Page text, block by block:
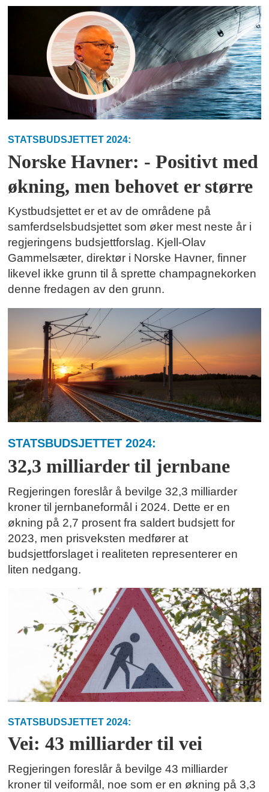
STATSBUDSJETTET 2024:
Norske Havner: - Positivt med
økning, men behovet er større
Kystbudsjettet er et av de områdene på
samferdselsbudsjettet som øker mest neste år i
regjeringens budsjettforslag. Kjell-Olav
Gammelsæter, direktør i Norske Havner, finner
likevel ikke grunn til å sprette champagnekorken
denne fredagen av den grunn.
STATSBUDSJETTET 2024:
32,3 milliarder til jernbane
Regjeringen foreslår å bevilge 32,3 milliarder
kroner til jernbaneformål i 2024. Dette er en
økning på 2,7 prosent fra saldert budsjett for
2023, men prisveksten medfører at
budsjettforslaget i realiteten representerer en
liten nedgang.
STATSBUDSJETTET 2024:
Vei: 43 milliarder til vei
Regjeringen foreslår å bevilge 43 milliarder
kroner til veiformål, noe som er en økning på 3,3